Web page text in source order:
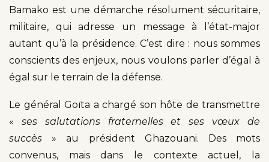
Bamako est une démarche résolument sécuritaire,
militaire, qui adresse un message à l’état-major
autant qu’à la présidence. C’est dire : nous sommes
conscients des enjeux, nous voulons parler d’égal à
égal sur le terrain de la défense.
Le général Goïta a chargé son hôte de transmettre
« ses salutations fraternelles et ses vœux de
succès» au président Ghazouani. Des mots
convenus, mais dans le contexte actuel, la